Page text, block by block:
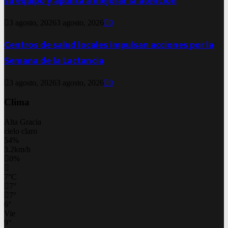
3 agosto, 2026 3 agosto, 2026 0
Centros de salud locales impulsan acciones por la
Semana de la Lactancia
3 agosto, 2026 3 agosto, 2026 0
Clima
Alta Gracia
cielo claro
54%
3.2km/h
0%
7 C
7
7
6
Vie
9